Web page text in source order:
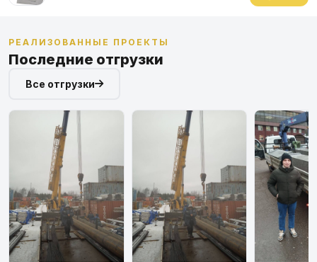
РЕАЛИЗОВАННЫЕ ПРОЕКТЫ
Последние отгрузки
Все отгрузки